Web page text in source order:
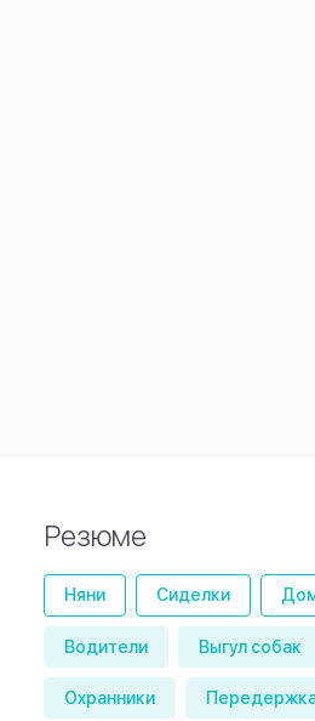
Резюме
Няни Сиделки
Водители Выгул собак
Охранники